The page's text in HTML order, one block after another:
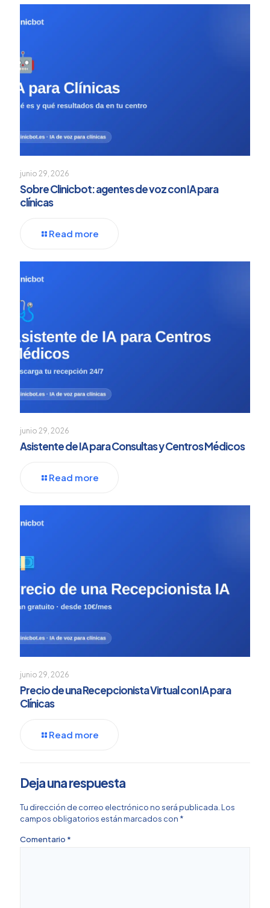
junio 29, 2026
Sobre Clinicbot: agentes de voz con IA para
clínicas
Read more
junio 29, 2026
Asistente de IA para Consultas y Centros Médicos
Read more
junio 29, 2026
Precio de una Recepcionista Virtual con IA para
Clínicas
Read more
Deja una respuesta
Tu dirección de correo electrónico no será publicada. Los
campos obligatorios están marcados con *
Comentario *